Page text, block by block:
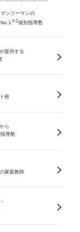
ンツーマンの
※2個別指導塾
提供する
校
ら
導塾
家庭教師